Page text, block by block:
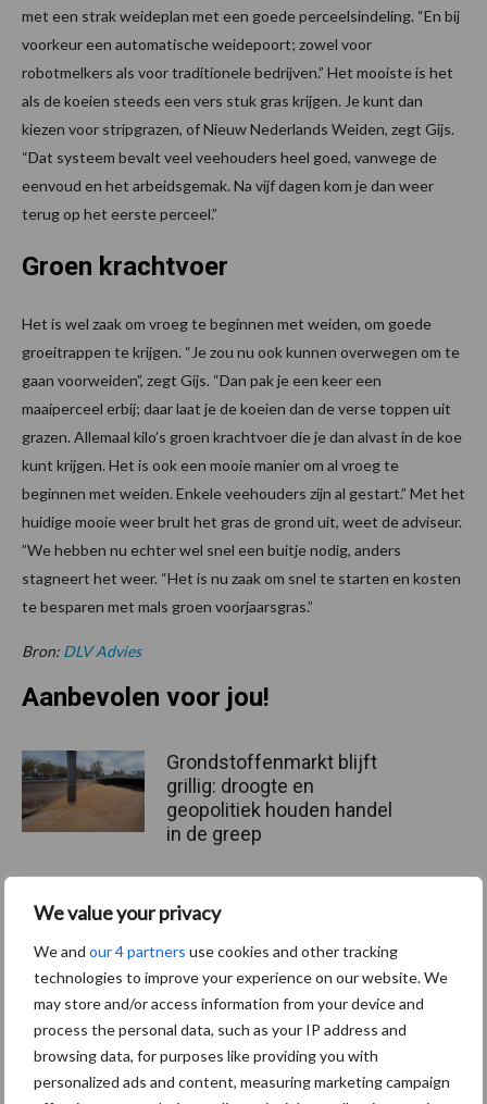
We value your privacy
We and our 4 partners use cookies and other tracking
technologies to improve your experience on our website. We
may store and/or access information from your device and
process the personal data, such as your IP address and
browsing data, for purposes like providing you with
personalized ads and content, measuring marketing campaign
met een strak weideplan met een goede perceelsindeling. “En bij
voorkeur een automatische weidepoort; zowel voor
robotmelkers als voor traditionele bedrijven.” Het mooiste is het
als de koeien steeds een vers stuk gras krijgen. Je kunt dan
kiezen voor stripgrazen, of Nieuw Nederlands Weiden, zegt Gijs.
“Dat systeem bevalt veel veehouders heel goed, vanwege de
eenvoud en het arbeidsgemak. Na vijf dagen kom je dan weer
terug op het eerste perceel.”
Groen krachtvoer
Het is wel zaak om vroeg te beginnen met weiden, om goede
groeitrappen te krijgen. “Je zou nu ook kunnen overwegen om te
gaan voorweiden”, zegt Gijs. “Dan pak je een keer een
maaiperceel erbij; daar laat je de koeien dan de verse toppen uit
grazen. Allemaal kilo’s groen krachtvoer die je dan alvast in de koe
kunt krijgen. Het is ook een mooie manier om al vroeg te
beginnen met weiden. Enkele veehouders zijn al gestart.” Met het
huidige mooie weer brult het gras de grond uit, weet de adviseur.
”We hebben nu echter wel snel een buitje nodig, anders
stagneert het weer. “Het is nu zaak om snel te starten en kosten
te besparen met mals groen voorjaarsgras.”
Bron: DLV Advies
Aanbevolen voor jou!
Grondstoffenmarkt blijft
grillig: droogte en
geopolitiek houden handel
in de greep
De speenhuid: een vaak
voor mastitis
ForFarmers ziet volume en
marktaandeel groeien in
krimpende Nederlandse